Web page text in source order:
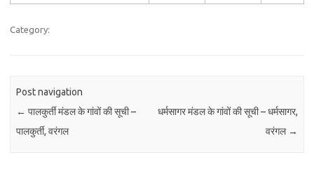
Category:
Post navigation
← पालकुर्ती मंडल के गांवों की सूची –
पालकुर्ती, वरंगल
धर्मसागर मंडल के गांवों की सूची – धर्मसागर,
वरंगल →